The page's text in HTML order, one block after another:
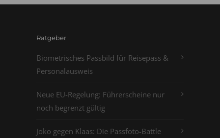
Ratgeber
Biometrisches Passbild für Reisepass &
Personalausweis
Neue EU-Regelung: Führerscheine nur
noch begrenzt gültig
Joko gegen Klaas: Die Passfoto-Battle